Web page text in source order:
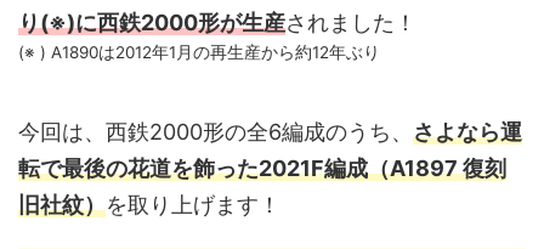
り(※)に西鉄2000形が生産されました！
(※ ) A1890は2012年1月の再生産から約12年ぶり
今回は、西鉄2000形の全6編成のうち、 さよなら運
転で最後の花道を飾った2021F編成（A1897 復刻
旧社紋）を取り上げます！